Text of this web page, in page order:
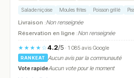
Salade niçoise Moules frites Poisson grillé
Livraison :Non renseignée
Réservation en ligne :Non renseignée
★★★★☆4.2/5· 1 085 avis Google
RANKEAT
Aucun avis par la communauté
Vote rapideAucun vote pour le moment